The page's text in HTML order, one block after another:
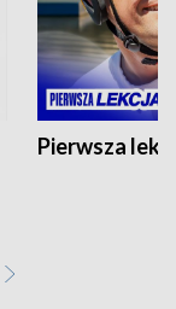
Pierwsza